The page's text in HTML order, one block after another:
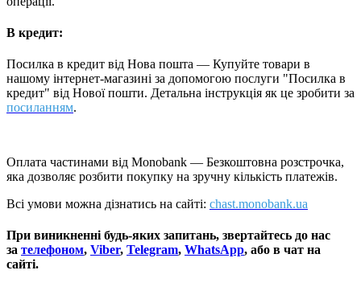
В кредит:
Посилка в кредит від Нова пошта — Купуйте товари в
нашому інтернет-магазині за допомогою послуги "Посилка в
кредит" від Нової пошти. Детальна інструкція як це зробити за
посиланням.
Оплата частинами від Monobank — Безкоштовна розстрочка,
яка дозволяє розбити покупку на зручну кількість платежів.
Всі умови можна дізнатись на сайті: chast.monobank.ua
При виникненні будь-яких запитань, звертайтесь до нас
за телефоном, Viber, Telegram, WhatsApp, або в чат на
сайті.